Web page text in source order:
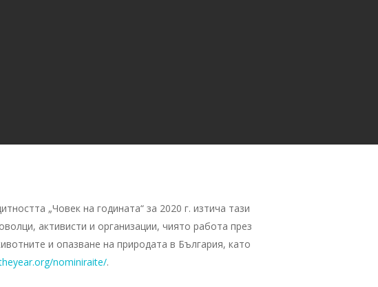
„Човек на годината“ за 2020 г. изтича тази
активисти и организации, чиято работа през
и опазване на природата в България, като
nominiraite/.